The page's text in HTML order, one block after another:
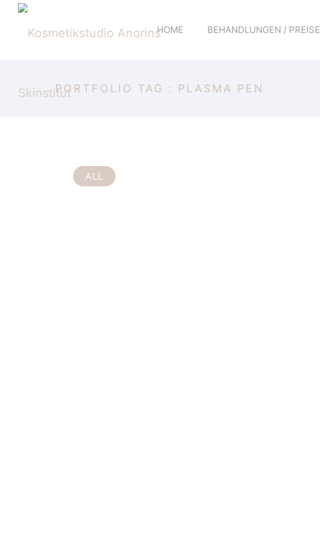
HOME BEHANDLUNGEN / PREISE
PORTFOLIO TAG : PLASMA PEN
ALL